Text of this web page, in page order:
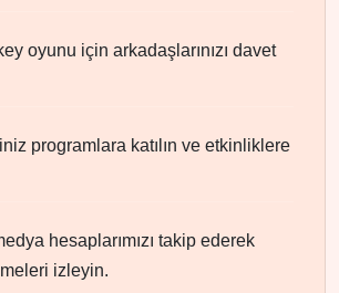
oyunu için arkadaşlarınızı davet
programlara katılın ve etkinliklere
hesaplarımızı takip ederek
izleyin.